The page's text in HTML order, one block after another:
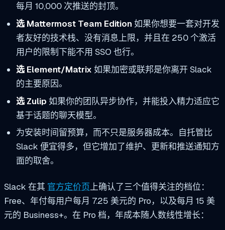
每月 10,000 次推送的封顶。
选 Mattermost Team Edition 如果你想要一套对开发
者友好的技术栈、没有消息上限，并且在 250 个激活
用户的限制下能不用 SSO 也行。
选 Element/Matrix 如果加密或联邦是你离开 Slack
的主要原因。
选 Zulip 如果你的团队异步协作，并能投入精力适应它
基于话题的聊天模型。
为安装时间留预算，而不只是服务器成本。自托管比
Slack 便宜得多，但它增加了维护、更新和推送通知方
面的取舍。
Slack 在其 官方定价页上确认了三个值得关注的档位：
Free、年付每用户每月 7.25 美元的 Pro，以及每月 15 美
元的 Business+。在 Pro 档，年成本随人数线性增长：